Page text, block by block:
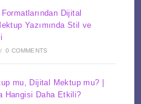
Dijital
Yazımında Stil ve
/ 0 COMMENTS
mu, Dijital Mektup mu? |
Hangisi Daha Etkili?